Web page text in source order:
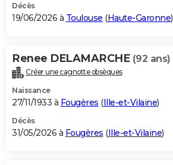
Décès
19/06/2026 à Toulouse (Haute-Garonne)
Renee DELAMARCHE (92 ans)
Créer une cagnotte obsèques
Naissance
27/11/1933 à Fougères (Ille-et-Vilaine)
Décès
31/05/2026 à Fougères (Ille-et-Vilaine)